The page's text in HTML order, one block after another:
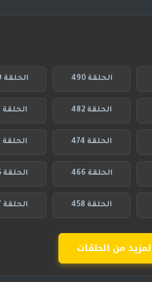
الحلقة 490 الحلقة 489
الحلقة 482 الحلقة 481
الحلقة 474 الحلقة 473
الحلقة 466 الحلقة 465
الحلقة 458 الحلقة 457
من الحلقات